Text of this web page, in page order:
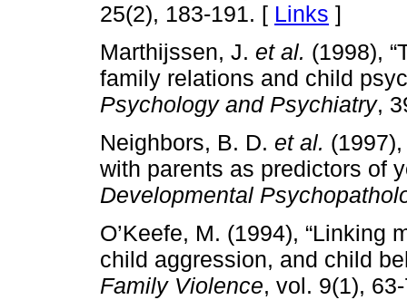
25(2), 183-191. [ Links ]
Marthijssen, J. et al. (1998),
family relations and child
Psychology and Psychiatry,
Neighbors, B. D. et al.
with parents as predictors of
Developmental
O’Keefe, M. (1994), “Linking
child aggression, and child
Family Violence, vol. 9(1),